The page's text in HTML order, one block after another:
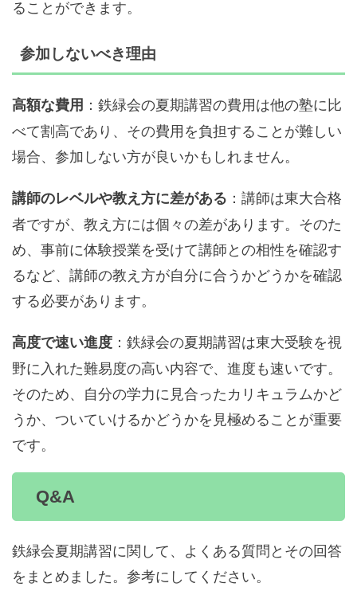
ることができます。
参加しないべき理由
高額な費用 ：鉄緑会の夏期講習の費用は他の塾に比
べて割高であり、その費用を負担することが難しい
場合、参加しない方が良いかもしれません。
講師のレベルや教え方に差がある ：講師は東大合格
者ですが、教え方には個々の差があります。そのた
め、事前に体験授業を受けて講師との相性を確認す
るなど、講師の教え方が自分に合うかどうかを確認
する必要があります。
高度で速い進度 ：鉄緑会の夏期講習は東大受験を視
野に入れた難易度の高い内容で、進度も速いです。
そのため、自分の学力に見合ったカリキュラムかど
うか、ついていけるかどうかを見極めることが重要
です。
Q&A
鉄緑会夏期講習に関して、よくある質問とその回答
をまとめました。参考にしてください。